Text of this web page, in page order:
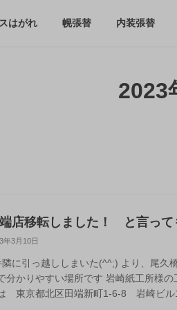
はがれ 幌張替 内装張替
2023
店移転しました！ と言って
年3月10日
隣に引っ越ししまいた(^^;) より、尾久
分かりやすい場所です 岩崎紙工所様
東京都北区田端新町1-6-8 岩崎ビル